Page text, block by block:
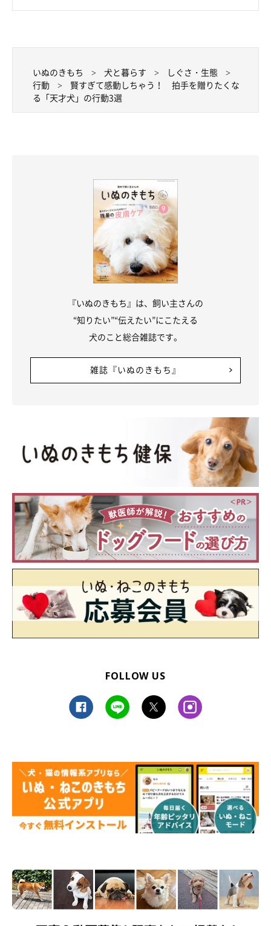
いぬのきもち 犬と暮らす
しぐさ・生態
行動
賢すぎて感動しちゃう！ 拍手を贈りたくな
る「天才犬」の行動3選
『いぬのきもち』は、飼い主さんの
“知りたい”“伝えたい”にこたえる
犬のこと総合雑誌です。
雑誌『いぬのきもち』
FOLLOW US